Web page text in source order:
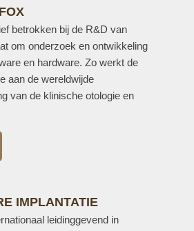
betrokken bij de R&D van
om onderzoek en ontwikkeling
en hardware. Zo werkt de
aan de wereldwijde
van de klinische otologie en
IMPLANTATIE
leidinggevend in